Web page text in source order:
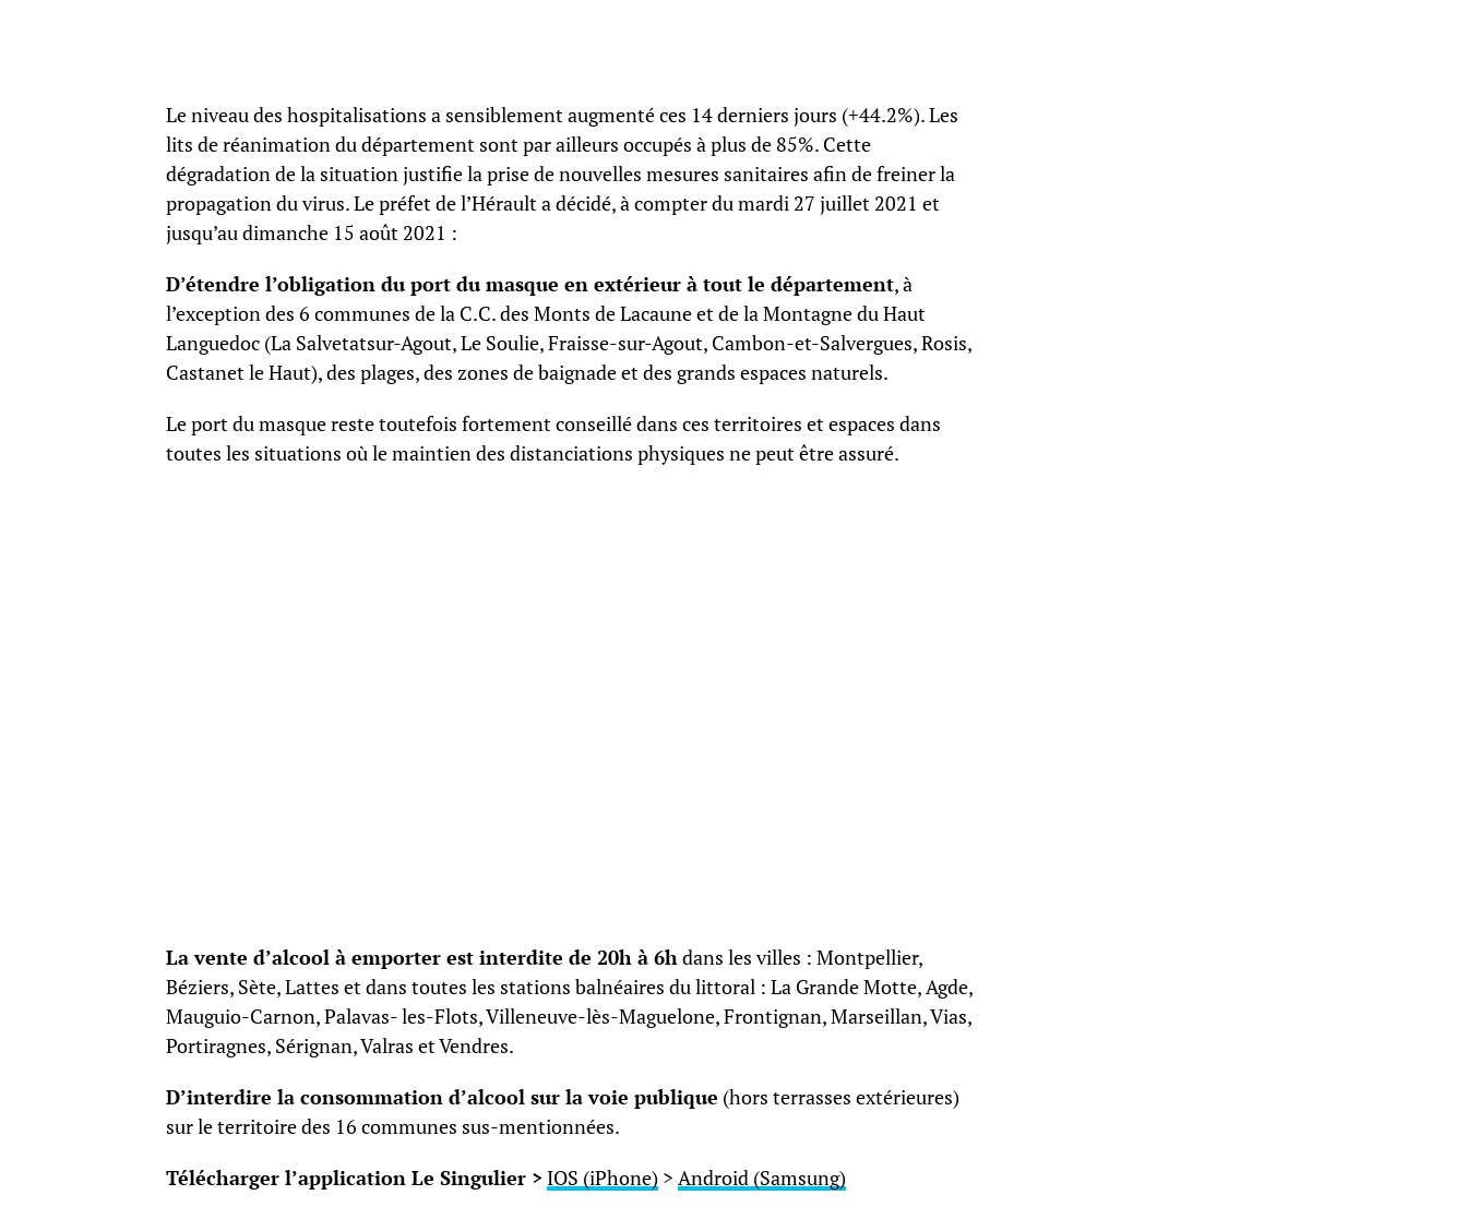
Le niveau des hospitalisations a sensiblement augmenté ces 14 derniers jours (+44.2%). Les
lits de réanimation du département sont par ailleurs occupés à plus de 85%. Cette
dégradation de la situation justifie la prise de nouvelles mesures sanitaires afin de freiner la
propagation du virus. Le préfet de l’Hérault a décidé, à compter du mardi 27 juillet 2021 et
jusqu’au dimanche 15 août 2021 :
D’étendre l’obligation du port du masque en extérieur à tout le département, à
l’exception des 6 communes de la C.C. des Monts de Lacaune et de la Montagne du Haut
Languedoc (La Salvetatsur-Agout, Le Soulie, Fraisse-sur-Agout, Cambon-et-Salvergues, Rosis,
Castanet le Haut), des plages, des zones de baignade et des grands espaces naturels.
Le port du masque reste toutefois fortement conseillé dans ces territoires et espaces dans
toutes les situations où le maintien des distanciations physiques ne peut être assuré.
La vente d’alcool à emporter est interdite de 20h à 6hdans les villes : Montpellier,
Béziers, Sète, Lattes et dans toutes les stations balnéaires du littoral : La Grande Motte, Agde,
Mauguio-Carnon, Palavas- les-Flots, Villeneuve-lès-Maguelone, Frontignan, Marseillan, Vias,
Portiragnes, Sérignan, Valras et Vendres.
D’interdire la consommation d’alcool sur la voie publique (hors terrasses extérieures)
sur le territoire des 16 communes sus-mentionnées.
Télécharger l’application Le Singulier > IOS (iPhone) > Android (Samsung)